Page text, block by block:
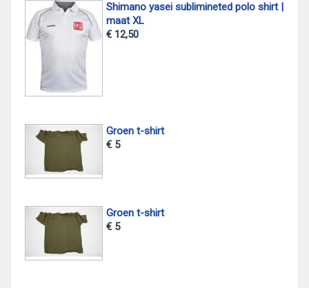
Shimano yasei sublimineted polo shirt |
maat XL
€ 12,50
Groen t-shirt
€ 5
Groen t-shirt
€ 5